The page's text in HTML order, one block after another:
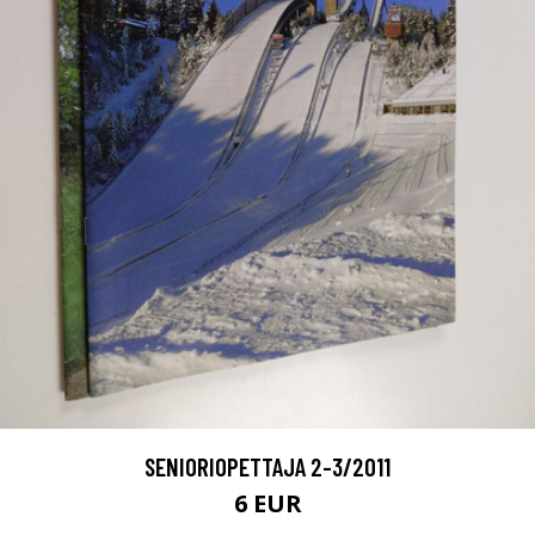
SENIORIOPETTAJA 2-3/2011
6 EUR